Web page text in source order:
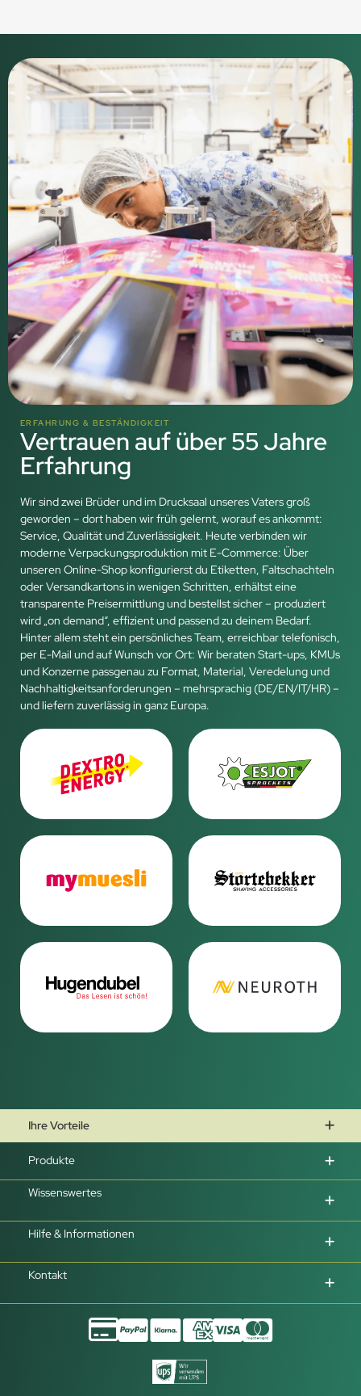
ERFAHRUNG & BESTÄNDIGKEIT
Vertrauen auf über 55 Jahre
Erfahrung
Wir sind zwei Brüder und im Drucksaal unseres Vaters groß
geworden – dort haben wir früh gelernt, worauf es ankommt:
Service, Qualität und Zuverlässigkeit. Heute verbinden wir
moderne Verpackungsproduktion mit E-Commerce: Über
unseren Online-Shop konfigurierst du Etiketten, Faltschachteln
oder Versandkartons in wenigen Schritten, erhältst eine
transparente Preisermittlung und bestellst sicher – produziert
wird „on demand“, effizient und passend zu deinem Bedarf.
Hinter allem steht ein persönliches Team, erreichbar telefonisch,
per E-Mail und auf Wunsch vor Ort: Wir beraten Start-ups, KMUs
und Konzerne passgenau zu Format, Material, Veredelung und
Nachhaltigkeitsanforderungen – mehrsprachig (DE/EN/IT/HR) –
und liefern zuverlässig in ganz Europa.
Ihre Vorteile
Produkte
Wissenswertes
Hilfe & Informationen
Kontakt